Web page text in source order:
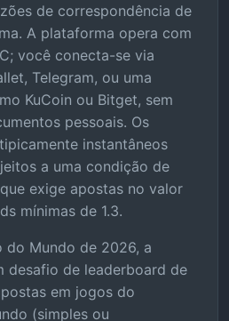
de correspondência de
A plataforma opera com
você conecta-se via
Telegram, ou uma
KuCoin ou Bitget, sem
pessoais. Os
instantâneos
a uma condição de
exige apostas no valor
mínimas de 1.3.
do Mundo de 2026, a
desafio de leaderboard de
em jogos do
(simples ou